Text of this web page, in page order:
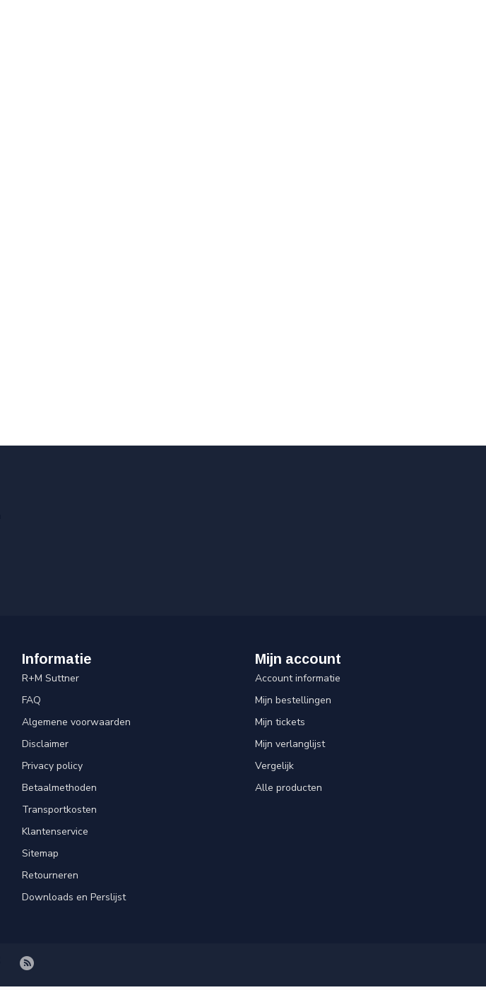
Informatie
R+M Suttner
FAQ
Algemene voorwaarden
Disclaimer
Privacy policy
Betaalmethoden
Transportkosten
Klantenservice
Sitemap
Retourneren
Downloads en Perslijst
Mijn account
Account informatie
Mijn bestellingen
Mijn tickets
Mijn verlanglijst
Vergelijk
Alle producten